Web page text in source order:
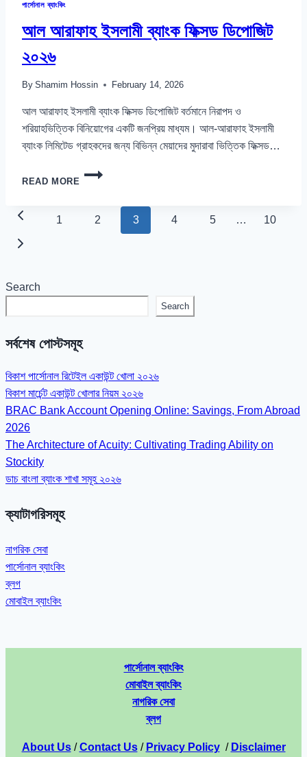
পার্সোনাল ব্যাংকিং
আল আরাফাহ ইসলামী ব্যাংক ফিক্সড ডিপোজিট
২০২৬
By Shamim Hossin February 14, 2026
আল আরাফাহ ইসলামী ব্যাংক ফিক্সড ডিপোজিট বর্তমানে নিরাপদ ও
শরিয়াহভিত্তিক বিনিয়োগের একটি জনপ্রিয় মাধ্যম। আল-আরাফাহ ইসলামী
ব্যাংক লিমিটেড গ্রাহকদের জন্য বিভিন্ন মেয়াদের মুদারাবা ভিত্তিক ফিক্সড…
READ MORE
আল
আরাফাহ
ফিক্সড
Page
navigation
Previous
Page
1 2 3 4 5 … 10
Next
Search
Search
সর্বশেষ পোস্টসমূহ
বিকাশ পার্সোনাল রিটেইল একাউন্ট খোলা ২০২৬
বিকাশ মার্চেন্ট একাউন্ট খোলার নিয়ম ২০২৬
BRAC Bank Account Opening Online: Savings, From Abroad
2026
The Architecture of Acuity: Cultivating Trading Ability on
Stockity
ডাচ বাংলা ব্যাংক শাখা সমূহ ২০২৬
ক্যাটাগরিসমূহ
নাগরিক সেবা
পার্সোনাল ব্যাংকিং
ব্লগ
মোবাইল ব্যাংকিং
পার্সোনাল ব্যাংকিং
মোবাইল ব্যাংকিং
নাগরিক সেবা
ব্লগ
About Us/Contact Us/ Privacy Policy / Disclaimer